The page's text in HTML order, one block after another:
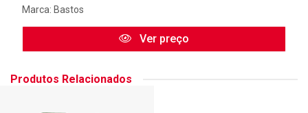
Marca: Bastos
Ver preço
Produtos Relacionados